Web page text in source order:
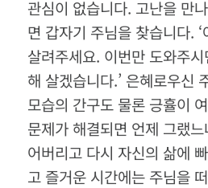
관심이 없습니다. 고난을 만
면 갑자기 주님을 찾습니다. ‘
살려주세요. 이번만 도와주
해 살겠습니다.’ 은혜로우신
모습의 간구도 물론 긍휼이
문제가 해결되면 언제 그랬
어버리고 다시 자신의 삶에
고 즐거운 시간에는 주님을